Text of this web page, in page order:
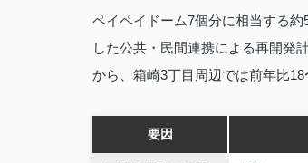
ペイペイドーム7個分に相当する
した公共・民間連携による再開発
から、箱崎3丁目周辺では前年比
要因